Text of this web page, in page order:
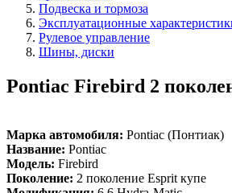
Подвеска и тормоза
Эксплуатационные
Рулевое управление
Шины, диски
Pontiac Firebird 2
Марка автомобиля: Pontiac (Понтиак)
Название: Pontiac
Модель: Firebird
Поколение: 2 поколение Esprit купе